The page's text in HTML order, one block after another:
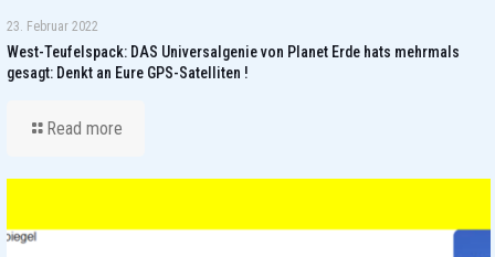
23. Februar 2022
West-Teufelspack: DAS Universalgenie von Planet Erde hats mehrmals
gesagt: Denkt an Eure GPS-Satelliten !
Read more